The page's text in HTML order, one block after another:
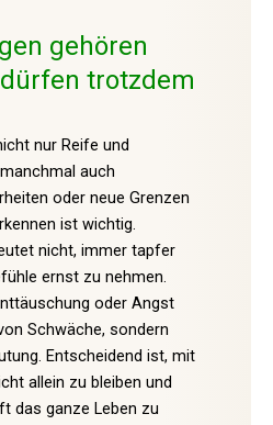
gehören
trotzdem
nur Reife und
auch
oder neue Grenzen
ist wichtig.
nicht, immer tapfer
ernst zu nehmen.
oder Angst
Schwäche, sondern
Entscheidend ist, mit
allein zu bleiben und
das ganze Leben zu